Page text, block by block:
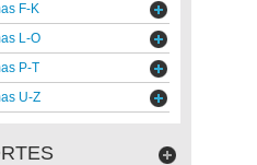
F-K
L-O
P-T
U-Z